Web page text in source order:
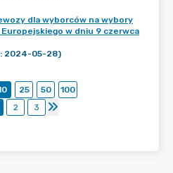
dla wyborców na wybory
w dniu 9 czerwca
2024-05-28)
25 50
100
2 3